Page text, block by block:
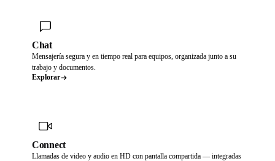
Chat
Mensajería segura y en tiempo real para equipos, organizada junto a su
trabajo y documentos.
Explorar
Connect
Llamadas de video y audio en HD con pantalla compartida — integradas